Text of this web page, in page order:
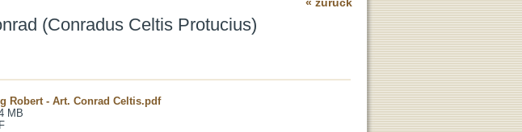
« zurück
(Conradus Celtis Protucius)
Robert - Art. Conrad Celtis.pdf
MB